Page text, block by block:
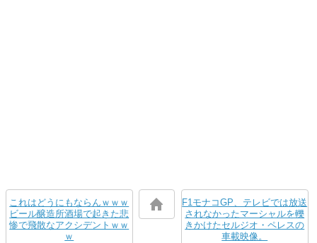
これはどうにもならんｗｗｗ
ビール醸造所酒場で起きた悲
惨で飛散なアクシデントｗｗ
ｗ
F1モナコGP、テレビでは放送
されなかったマーシャルを轢
きかけたセルジオ・ペレスの
車載映像。